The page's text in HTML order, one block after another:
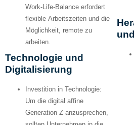
Work-Life-Balance erfordert
flexible Arbeitszeiten und die
Möglichkeit, remote zu
arbeiten.
Technologie und
Digitalisierung
Investition in Technologie:
Um die digital affine
Generation Z anzusprechen,